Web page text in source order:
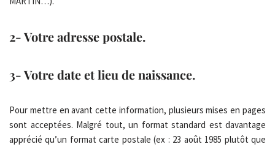
2- Votre adresse postale.
3- Votre date et lieu de naissance.
Pour mettre en avant cette information, plusieurs mises en pages
sont acceptées. Malgré tout, un format standard est davantage
apprécié qu’un format carte postale (ex : 23 août 1985 plutôt que